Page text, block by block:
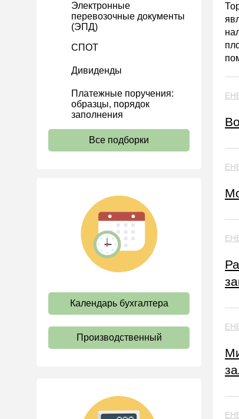
Налог на рекламу
Торговый сбор
Туристический налог
ЕСХН
ПСН
Водный налог
Экологический налог
Налог на игорный бизнес
Возврат и зачет налогов
Налоговые проверки
Ответственность
Статистика
Банк
Онлайн-кассы ККТ ККМ
Блокировка счета
деятельности (АХД)
Электронные
перевозочные документы
(ЭПД)
СПОТ
Дивиденды
Платежные поручения:
образцы, порядок
заполнения
Все подборки
Календарь бухгалтера
Производственный